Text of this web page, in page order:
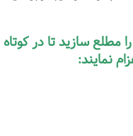
سازید تا در کوتاه
نمایند: